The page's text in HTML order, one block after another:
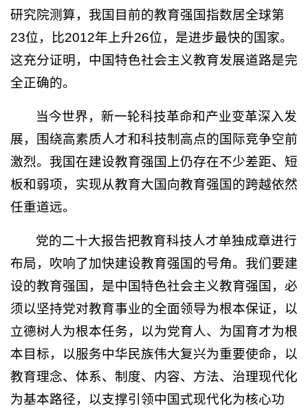
研究院测算，我国目前的教育强国指数居全球第
23位，比2012年上升26位，是进步最快的国家。
这充分证明，中国特色社会主义教育发展道路是完
全正确的。
当今世界，新一轮科技革命和产业变革深入发
展，围绕高素质人才和科技制高点的国际竞争空前
激烈。我国在建设教育强国上仍存在不少差距、短
板和弱项，实现从教育大国向教育强国的跨越依然
任重道远。
党的二十大报告把教育科技人才单独成章进行
布局，吹响了加快建设教育强国的号角。我们要建
设的教育强国，是中国特色社会主义教育强国，必
须以坚持党对教育事业的全面领导为根本保证，以
立德树人为根本任务，以为党育人、为国育才为根
本目标，以服务中华民族伟大复兴为重要使命，以
教育理念、体系、制度、内容、方法、治理现代化
为基本路径，以支撑引领中国式现代化为核心功